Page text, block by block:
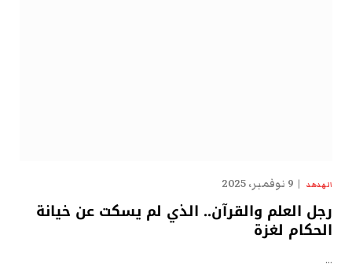
الهدهد 9 نوفمبر، 2025
رجل العلم والقرآن.. الذي لم يسكت عن خيانة
الحكام لغزة
…